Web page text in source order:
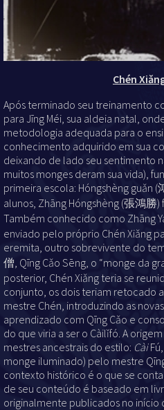
Chén
Após terminado seu treinamento
para Jīng Méi, sua aldeia natal,
metodologia adequada para o
conhecimento adquirido em sua
deixando de lado seu sentimento
muitos monges deram sua vida),
primeira escola: Hóngshèng guǎn (
alunos, Zhāng Hóngshèng (張鴻勝)
Também conhecido como Zhāng
enviado pelo próprio Chén Xiǎng
eremita, outro sobrevivente do
僧, Qīng Cǎo Sēng, o “monge da
posterior, Chén Xiǎng teria se
conjunto, os dois teriam retocado
mestre Chén, introduzindo as
aprendizado com Qīng Cǎo e
do que viria a ser o Càilǐfó. A
mestres ancestrais do estilo: CàiFú,
monge iluminado) pelo mestre
contexto histórico é o que se
de seu conteúdo é baseado em
originalmente publicados no início